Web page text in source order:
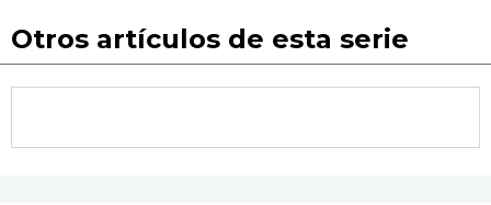
Otros artículos de esta serie